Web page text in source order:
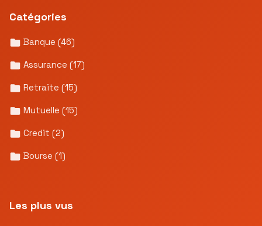
Catégories
Banque (46)
Assurance (17)
Retraite (15)
Mutuelle (15)
Credit (2)
Bourse (1)
Les plus vus